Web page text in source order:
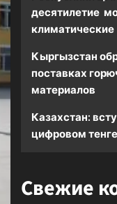
десятилетие
Кыргызстан
поставках
материалов
Казахстан:
цифровом тенге
Свежие